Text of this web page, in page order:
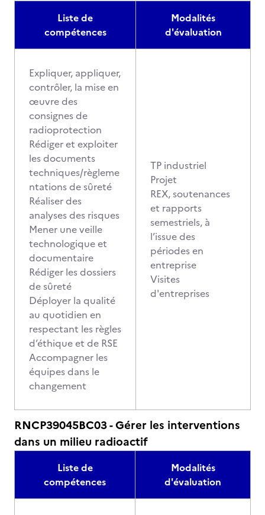
Liste de
compétences
Modalités
d'évaluation
Expliquer, appliquer,
contrôler, la mise en
œuvre des
consignes de
radioprotection
Rédiger et exploiter
les documents
techniques/règleme
ntations de sûreté
Réaliser des
analyses des risques
Mener une veille
technologique et
documentaire
Rédiger les dossiers
de sûreté
Déployer la qualité
au quotidien en
respectant les règles
d’éthique et de RSE
Accompagner les
équipes dans le
changement
TP industriel
Projet
REX, soutenances
et rapports
semestriels, à
l’issue des
périodes en
entreprise
Visites
d'entreprises
RNCP39045BC03 - Gérer les interventions
dans un milieu radioactif
Liste de
compétences
Modalités
d'évaluation